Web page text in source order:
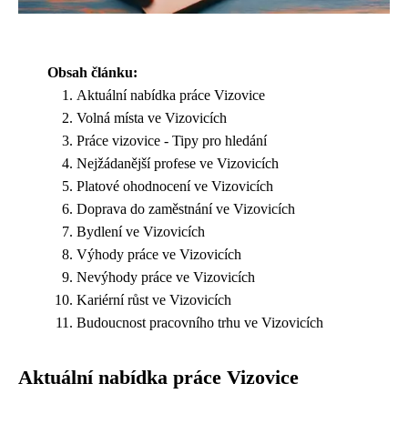
Obsah článku:
Aktuální nabídka práce Vizovice
Volná místa ve Vizovicích
Práce vizovice - Tipy pro hledání
Nejžádanější profese ve Vizovicích
Platové ohodnocení ve Vizovicích
Doprava do zaměstnání ve Vizovicích
Bydlení ve Vizovicích
Výhody práce ve Vizovicích
Nevýhody práce ve Vizovicích
Kariérní růst ve Vizovicích
Budoucnost pracovního trhu ve Vizovicích
Aktuální nabídka práce Vizovice